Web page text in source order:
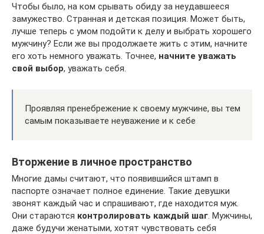
Чтобы было, на ком срывать обиду за неудавшееся
замужество. Странная и детская позиция. Может быть,
лучше теперь с умом подойти к делу и выбрать хорошего
мужчину? Если же вы продолжаете жить с этим, начните
его хоть немного уважать. Точнее, начните уважать
свой выбор, уважать себя.
Проявляя пренебрежение к своему мужчине, вы тем
самым показываете неуважение и к себе
Вторжение в личное пространство
Многие дамы считают, что появившийся штамп в
паспорте означает полное единение. Такие девушки
звонят каждый час и спрашивают, где находится муж.
Они стараются контролировать каждый шаг . Мужчины,
даже будучи женатыми, хотят чувствовать себя